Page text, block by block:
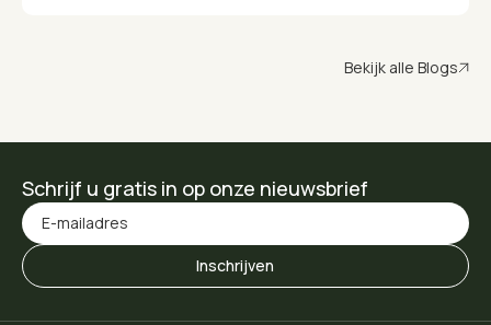
Bekijk alle Blogs
Schrijf u gratis in op onze nieuwsbrief